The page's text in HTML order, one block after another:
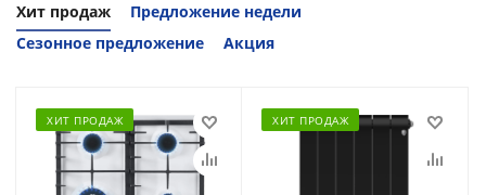
Хит продаж
Предложение недели
Сезонное предложение
Акция
ХИТ ПРОДАЖ ХИТ ПРОДАЖ